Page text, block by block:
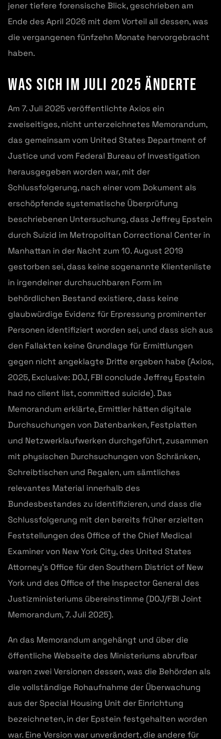
jener tiefere forensische Blick, geschrieben am
Ende des April 2026 mit dem Vorteil all dessen, was
die vergangenen fünfzehn Monate hervorgebracht
haben.
Was sich im Juli 2025 änderte
Am 7. Juli 2025 veröffentlichte Axios ein
zweiseitiges, nicht unterzeichnetes Memorandum,
das gemeinsam vom United States Department of
Justice und vom Federal Bureau of Investigation
herausgegeben worden war, mit der
Schlussfolgerung, nach einer vom Dokument als
erschöpfende systematische Überprüfung
beschriebenen Untersuchung, dass Jeffrey Epstein
durch Suizid im Metropolitan Correctional Center in
Manhattan in der Nacht zum 10. August 2019
gestorben sei, dass keine sogenannte Klientenliste
in irgendeiner durchsuchbaren Form im
behördlichen Bestand existiere, dass keine
glaubwürdige Evidenz für Erpressung prominenter
Personen identifiziert worden sei, und dass sich aus
den Fallakten keine Grundlage für Ermittlungen
gegen nicht angeklagte Dritte ergeben habe (Axios,
2025, Exclusive: DOJ, FBI conclude Jeffrey Epstein
had no client list, committed suicide). Das
Memorandum erklärte, Ermittler hätten digitale
Durchsuchungen von Datenbanken, Festplatten
und Netzwerklaufwerken durchgeführt, zusammen
mit physischen Durchsuchungen von Schränken,
Schreibtischen und Regalen, um sämtliches
relevantes Material innerhalb des
Bundesbestandes zu identifizieren, und dass die
Schlussfolgerung mit den bereits früher erzielten
Feststellungen des Office of the Chief Medical
Examiner von New York City, des United States
Attorney's Office für den Southern District of New
York und des Office of the Inspector General des
Justizministeriums übereinstimme (DOJ/FBI Joint
Memorandum, 7. Juli 2025).
An das Memorandum angehängt und über die
öffentliche Webseite des Ministeriums abrufbar
waren zwei Versionen dessen, was die Behörden als
die vollständige Rohaufnahme der Überwachung
aus der Special Housing Unit der Einrichtung
bezeichneten, in der Epstein festgehalten worden
war. Eine Version war unverändert, die andere für